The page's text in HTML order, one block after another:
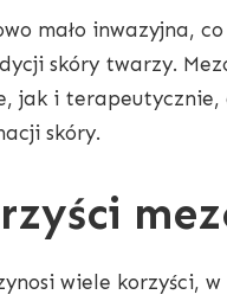
mało inwazyjna,
skóry twarzy.
jak i terapeutycznie,
skóry.
wiele korzyści,